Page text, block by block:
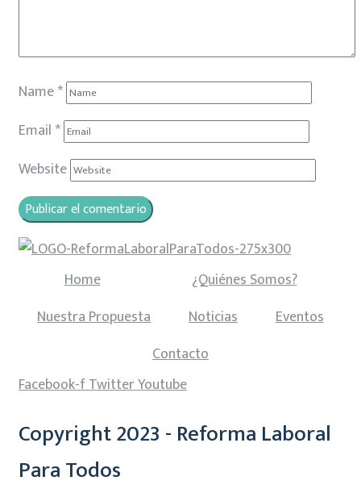
Name*
Email *
Website
Home
¿Quiénes Somos?
Nuestra Propuesta
Noticias
Eventos
Contacto
Facebook-fTwitterYoutube
Copyright 2023 - Reforma Laboral
Para Todos